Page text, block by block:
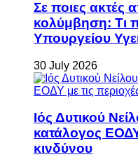
Σε ποιες ακτές
κολύμβηση: Τι
Υπουργείου
30 July 2026
Ιός Δυτικού
κατάλογος
κινδύνου